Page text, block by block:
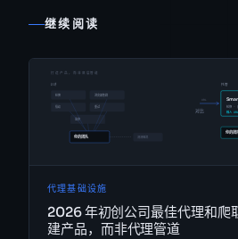
继续阅读
代理基础设施
2026 年初创公司最佳代理和爬
建产品，而非代理管道